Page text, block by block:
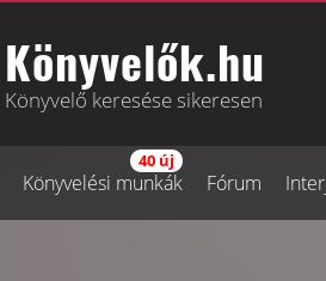
Könyvelők.hu
Könyvelő keresése sikeresen
Könyvelési munkák
40 új
Fórum